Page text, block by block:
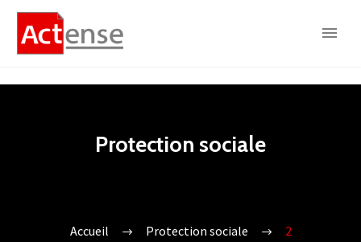
Protection sociale
Accueil Protection sociale 2